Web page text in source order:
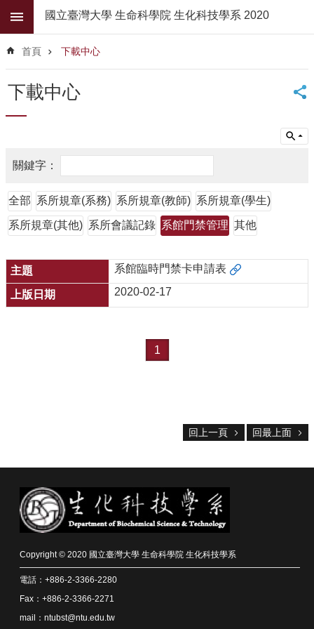
跳到主要內容區塊
階
尋
公
佈
學
系
簡
介
系
師
資
高
班
系
動
態
常
用
國立臺灣大學 生命科學院 生化科技學系 2020
首頁 下載中心
下載中心
全部 系所規章(系務) 系所規章(教師) 系所規章(學生)
系所規章(其他) 系所會議記錄 系館門禁管理 其他
系館臨時門禁卡申請表
2020-02-17
1
回上一頁 回最上面
Copyright © 2020 國立臺灣大學 生命科學院 生化科技學系
電話：+886-2-3366-2280
Fax：+886-2-3366-2271
mail：ntubst@ntu.edu.tw